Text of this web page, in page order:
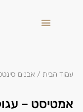
עמוד הבית / אבנים
אמטיסט –